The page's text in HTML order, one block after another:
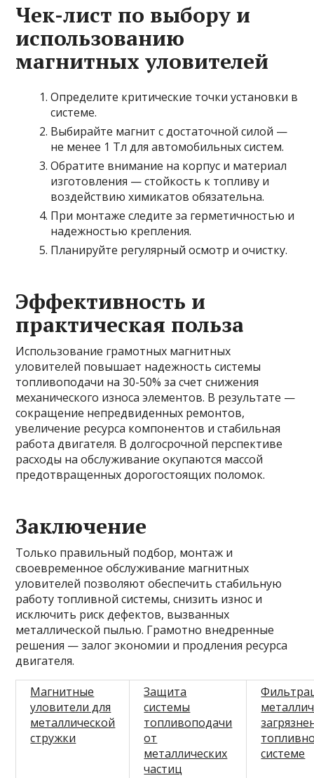
Чек-лист по выбору и
использованию
магнитных уловителей
Определите критические точки установки в
системе.
Выбирайте магнит с достаточной силой —
не менее 1 Тл для автомобильных систем.
Обратите внимание на корпус и материал
изготовления — стойкость к топливу и
воздействию химикатов обязательна.
При монтаже следите за герметичностью и
надежностью крепления.
Планируйте регулярный осмотр и очистку.
Эффективность и
практическая польза
Использование грамотных магнитных
уловителей повышает надежность системы
топливоподачи на 30-50% за счет снижения
механического износа элементов. В результате —
сокращение непредвиденных ремонтов,
увеличение ресурса компонентов и стабильная
работа двигателя. В долгосрочной перспективе
расходы на обслуживание окупаются массой
предотвращенных дорогостоящих поломок.
Заключение
Только правильный подбор, монтаж и
своевременное обслуживание магнитных
уловителей позволяют обеспечить стабильную
работу топливной системы, снизить износ и
исключить риск дефектов, вызванных
металлической пылью. Грамотно внедренные
решения — залог экономии и продления ресурса
двигателя.
Магнитные
уловители для
металлической
стружки
Защита
системы
топливоподачи
от
металлических
частиц
системе